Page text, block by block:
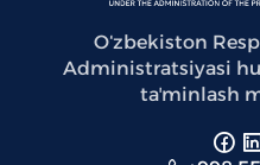
Oʻzbekiston
Administratsiyasi
taʼminlash